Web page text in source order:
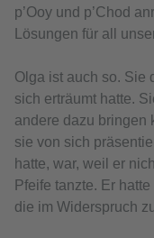
p’Ooy und p’Chod
Lösungen für all
Olga ist auch so. Sie
sich erträumt hatte.
andere dazu bringen
sie von sich
hatte, war, weil er
Pfeife tanzte. Er
die im Widerspruch